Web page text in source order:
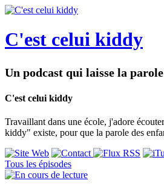
C'est celui kiddy
Un podcast qui laisse la
C'est celui kiddy
Travaillant dans une école, j'adore
kiddy" existe, pour que la parole des
Tous les épisodes